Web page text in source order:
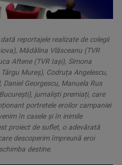
reportajele realizate de colegii
Mădălina Vlăsceanu (TVR
Aftene (TVR Iași), Simona
Mureș), Codruța Angelescu,
Georgescu, Manuela Rus
jurnaliști premiați, care
portretele eroilor campaniei
în casele și în inimile
proiect de suflet, o adevărată
descoperim împreună eroi
destine.